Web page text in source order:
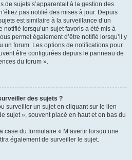
de sujets s’apparentait à la gestion des
pas notifié des mises à jour. Depuis
est similaire à la surveillance d’un
notifié lorsqu’un sujet favoris a été mis à
permet également d’être notifié lorsqu’il y
un forum. Les options de notifications pour
être configurées depuis le panneau de
du forum ».
des sujets ?
surveiller un sujet en cliquant sur le lien
sujet », souvent placé en haut et en bas du
du formulaire « M’avertir lorsqu’une
également de surveiller le sujet.